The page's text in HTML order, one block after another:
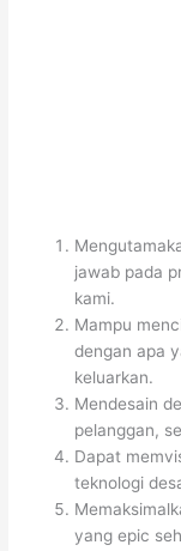
jawab pada
kami.
Mampu
dengan apa
keluarkan.
Mendesain
pelanggan,
Dapat
teknologi
yang epic